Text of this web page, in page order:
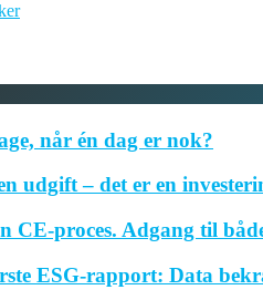
når én dag er nok?
udgift – det er en
CE-proces. Adgang til
ESG-rapport: Data